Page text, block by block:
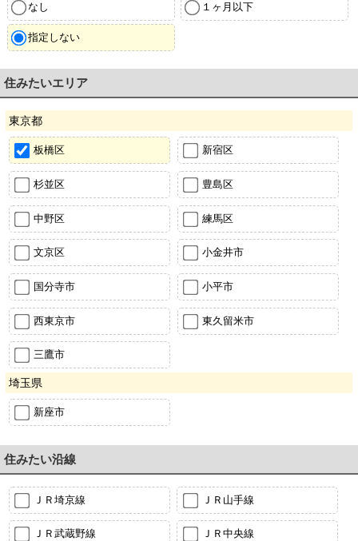
なし １ヶ月以下
指定しない
住みたいエリア
東京都
板橋区 新宿区
杉並区 豊島区
中野区 練馬区
文京区 小金井市
国分寺市 小平市
西東京市 東久留米市
三鷹市
埼玉県
新座市
住みたい沿線
ＪＲ埼京線 ＪＲ山手線
ＪＲ武蔵野線 ＪＲ中央線